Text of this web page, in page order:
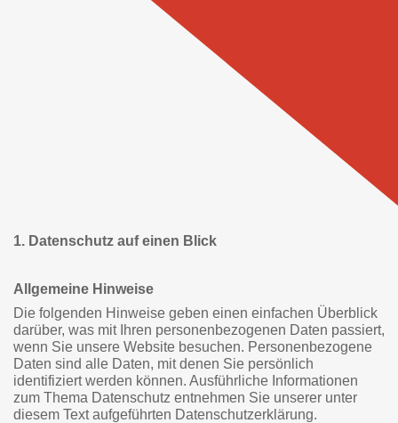
1. Datenschutz auf einen Blick
Allgemeine Hinweise
Die folgenden Hinweise geben einen einfachen Überblick
darüber, was mit Ihren personenbezogenen Daten passiert,
wenn Sie unsere Website besuchen. Personenbezogene
Daten sind alle Daten, mit denen Sie persönlich
identifiziert werden können. Ausführliche Informationen
zum Thema Datenschutz entnehmen Sie unserer unter
diesem Text aufgeführten Datenschutzerklärung.